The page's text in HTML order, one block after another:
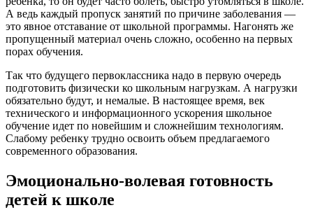
А ведь каждый пропуск занятий по причине заболевания —
это явное отставание от школьной программы. Нагонять же
пропущенный материал очень сложно, особенно на первых
порах обучения.
Так что будущего первоклассника надо в первую очередь
подготовить физически ко школьным нагрузкам. А нагрузки
обязательно будут, и немалые. В настоящее время, век
технического и информационного ускорения школьное
обучение идет по новейшим и сложнейшим технологиям.
Слабому ребенку трудно освоить объем предлагаемого
современного образования.
Эмоционально-волевая готовность
детей к школе